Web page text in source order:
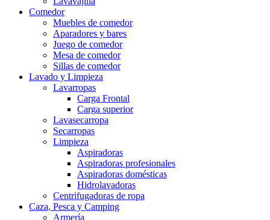
Comedor
Muebles de comedor
Aparadores y bares
Juego de comedor
Mesa de comedor
Sillas de comedor
Lavado y Limpieza
Lavarropas
Carga Frontal
Carga superior
Lavasecarropa
Secarropas
Limpieza
Aspiradoras
Aspiradoras profesionales
Aspiradoras domésticas
Hidrolavadoras
Centrifugadoras de ropa
Caza, Pesca y Camping
Armería